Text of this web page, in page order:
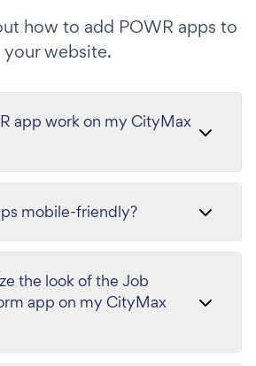
how to add POWR apps to
your website.
app work on my CityMax
mobile-friendly?
the look of the Job
app on my CityMax